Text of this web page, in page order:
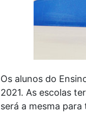
Os alunos do
2021. As escolas
será a mesma para